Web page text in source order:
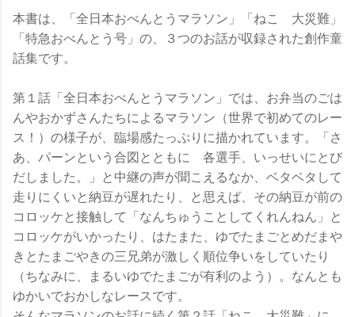
本書は、「全日本おべんとうマラソン」「ねこ 大災難」
「特急おべんとう号」の、３つのお話が収録された創作童
話集です。
第１話「全日本おべんとうマラソン」では、お弁当のごは
んやおかずさんたちによるマラソン（世界で初めてのレー
ス！）の様子が、臨場感たっぷりに描かれています。「さ
あ、パーンという合図とともに 各選手、いっせいにとび
だしました。」と中継の声が聞こえるなか、ベタベタして
走りにくいと納豆が遅れたり、と思えば、その納豆が前の
コロッケと接触して「なんちゅうことしてくれんねん」と
コロッケがいかったり、はたまた、ゆでたまごとめだまや
きとたまごやきの三兄弟が激しく順位争いをしていたり
（ちなみに、まるいゆでたまごが有利のよう）。なんとも
ゆかいでおかしなレースです。